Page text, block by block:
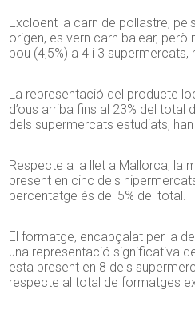
Excloent la carn de pollastre,
origen, es vern carn balear, però
bou (4,5%) a 4 i 3 supermercats,
La representació del producte
d’ous arriba fins al 23% del total
dels supermercats estudiats,
Respecte a la llet a Mallorca, la
present en cinc dels
percentatge és del 5% del total.
El formatge, encapçalat per la
una representació significativa
esta present en 8 dels
respecte al total de formatges